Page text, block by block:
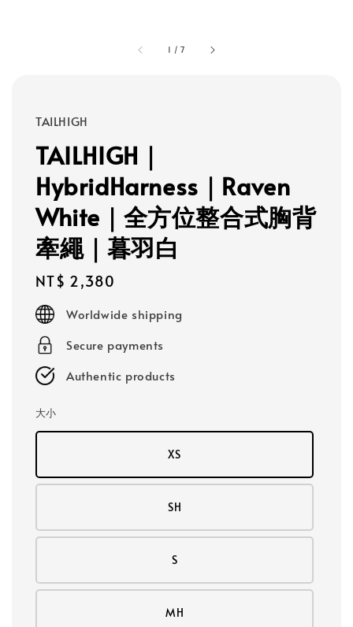
1 /7
TAILHIGH
TAILHIGH｜
HybridHarness｜Raven
White｜全方位整合式胸背
牽繩｜暮羽白
Regular
price
NT$ 2,380
Worldwide shipping
Secure payments
Authentic products
大小
XS
SH
S
MH